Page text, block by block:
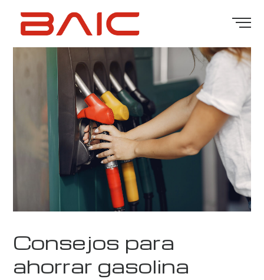
Consejos para
ahorrar gasolina